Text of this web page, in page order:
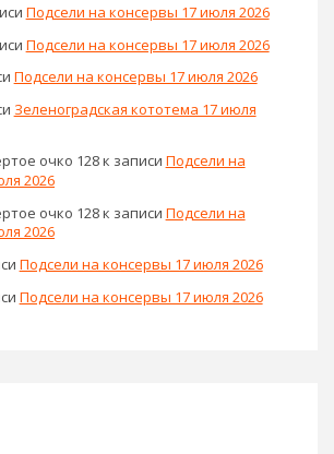
Подсели на консервы 17 июля 2026
Подсели на консервы 17 июля 2026
Подсели на консервы 17 июля 2026
Зеленоградская кототема 17 июля
очко 128к записи Подсели на
2026
очко 128к записи Подсели на
2026
Подсели на консервы 17 июля 2026
Подсели на консервы 17 июля 2026